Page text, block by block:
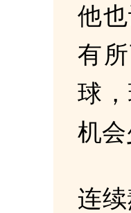
他
有
球
机会
连